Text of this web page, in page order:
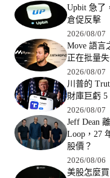
Upbit 急了
倉促反擊
2026/08/07
Move 語言
正在批量
2026/08/07
川普的
財庫巨虧 5
2026/08/07
Jeff Dean
Loop，27
股價？
2026/08/06
美股怎麼